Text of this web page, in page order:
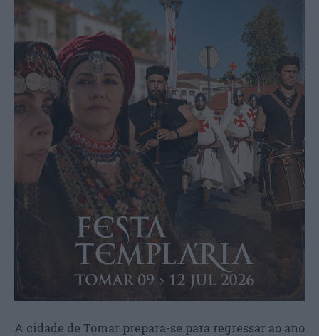
A cidade de Tomar prepara-se para regressar ao ano